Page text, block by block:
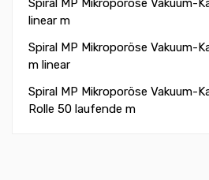
Spiral MP Mikroporöse Vakuum-
linear m
Spiral MP Mikroporöse Vakuum-
m linear
Spiral MP Mikroporöse Vakuum-
Rolle 50 laufende m